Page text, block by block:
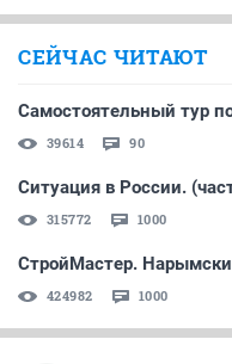
СЕЙЧАС ЧИТАЮТ
Самостоятельный тур
39614 90
Ситуация в России.
315772 1000
СтройМастер.
424982 1000